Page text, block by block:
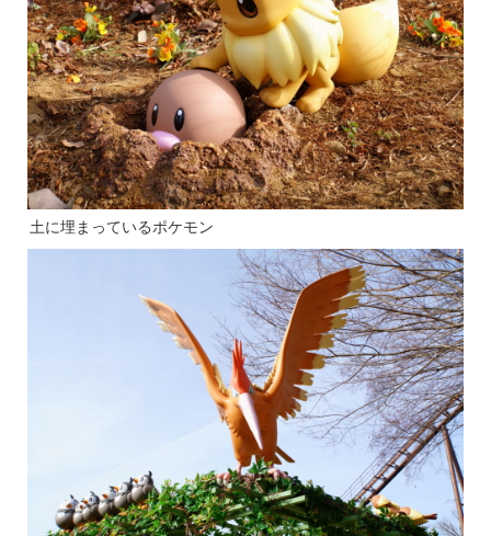
土に埋まっているポケモン